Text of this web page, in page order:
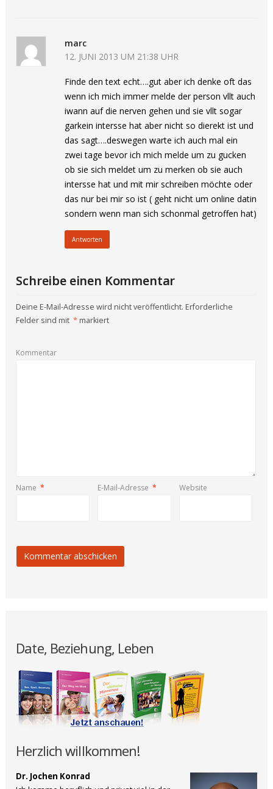
marc
12. JUNI 2013 UM 21:38 UHR
Finde den text echt….gut aber ich denke oft das
wenn ich mich immer melde der person vllt auch
iwann auf die nerven gehen und sie vllt sogar
garkein intersse hat aber nicht so dierekt ist und
das sagt….deswegen warte ich auch mal ein
zwei tage bevor ich mich melde um zu gucken
ob sie sich meldet um zu merken ob sie auch
intersse hat und mit mir schreiben möchte oder
das nur bei mir so ist ( geht nicht um online datin
sondern wenn man sich schonmal getroffen hat)
Antworten
Schreibe einen Kommentar
Deine E-Mail-Adresse wird nicht veröffentlicht. Erforderliche
Felder sind mit * markiert
Kommentar
Name * E-Mail-Adresse * Website
Date, Beziehung, Leben
Herzlich willkommen!
Dr. Jochen Konrad